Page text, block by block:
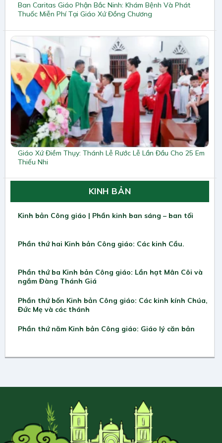
Ban Caritas Giáo Phận Bắc Ninh: Khám Bệnh Và Phát
Thuốc Miễn Phí Tại Giáo Xứ Đồng Chương
Giáo Xứ Điềm Thụy: Thánh Lễ Rước Lễ Lần Đầu Cho 25 Em
Thiếu Nhi
KINH BẢN
Kinh bản Công giáo | Phần kinh ban sáng – ban tối
Phần thứ hai Kinh bản Công giáo: Các kinh Cầu.
Phần thứ ba Kinh bản Công giáo: Lần hạt Mân Côi và
ngắm Đàng Thánh Giá
Phần thứ bốn Kinh bản Công giáo: Các kinh kính Chúa,
Đức Mẹ và các thánh
Phần thứ năm Kinh bản Công giáo: Giáo lý căn bản